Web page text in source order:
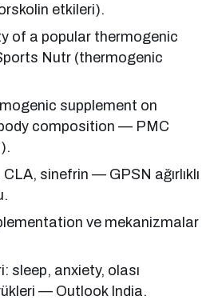
etkileri).
of a popular thermogenic
Nutr (thermogenic
supplement on
composition — PMC
sinefrin — GPSN ağırlıklı
ve mekanizmalar
sleep, anxiety, olası
— Outlook India.